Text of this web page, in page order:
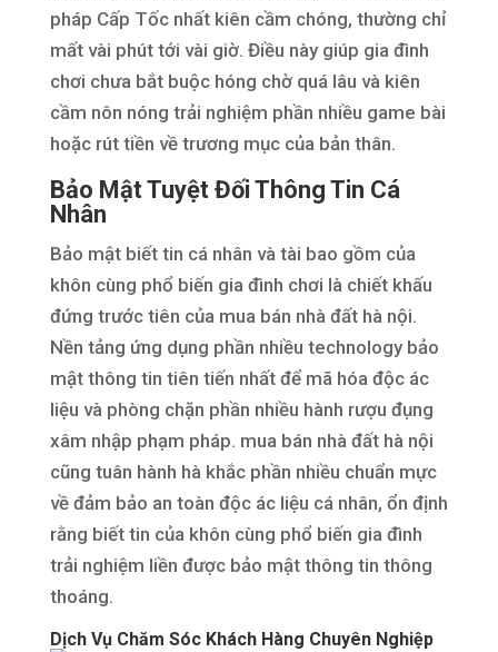
pháp Cấp Tốc nhất kiên cầm chóng, thường chỉ
mất vài phút tới vài giờ. Điều này giúp gia đình
chơi chưa bắt buộc hóng chờ quá lâu và kiên
cầm nôn nóng trải nghiệm phần nhiều game bài
hoặc rút tiền về trương mục của bản thân.
Bảo Mật Tuyệt Đối Thông Tin Cá
Nhân
Bảo mật biết tin cá nhân và tài bao gồm của
khôn cùng phổ biến gia đình chơi là chiết khấu
đứng trước tiên của mua bán nhà đất hà nội.
Nền tảng ứng dụng phần nhiều technology bảo
mật thông tin tiên tiến nhất để mã hóa độc ác
liệu và phòng chặn phần nhiều hành rượu đụng
xâm nhập phạm pháp. mua bán nhà đất hà nội
cũng tuân hành hà khắc phần nhiều chuẩn mực
về đảm bảo an toàn độc ác liệu cá nhân, ổn định
rằng biết tin của khôn cùng phổ biến gia đình
trải nghiệm liền được bảo mật thông tin thông
thoáng.
Dịch Vụ Chăm Sóc Khách Hàng Chuyên Nghiệp